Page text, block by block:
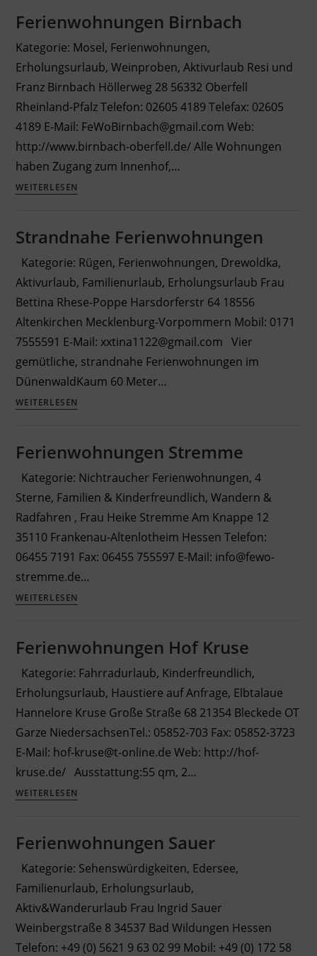
Ferienwohnungen Birnbach
Kategorie: Mosel, Ferienwohnungen,
Erholungsurlaub, Weinproben, Aktivurlaub Resi und
Franz Birnbach Höllerweg 28 56332 Oberfell
Rheinland-Pfalz Telefon: 02605 4189 Telefax: 02605
4189 E-Mail: FeWoBirnbach@gmail.com Web:
http://www.birnbach-oberfell.de/ Alle Wohnungen
haben Zugang zum Innenhof,…
WEITERLESEN
Strandnahe Ferienwohnungen
Kategorie: Rügen, Ferienwohnungen, Drewoldka,
Aktivurlaub, Familienurlaub, Erholungsurlaub Frau
Bettina Rhese-Poppe Harsdorferstr 64 18556
Altenkirchen Mecklenburg-Vorpommern Mobil: 0171
7555591 E-Mail: xxtina1122@gmail.com Vier
gemütliche, strandnahe Ferienwohnungen im
DünenwaldKaum 60 Meter…
WEITERLESEN
Ferienwohnungen Stremme
Kategorie: Nichtraucher Ferienwohnungen, 4
Sterne, Familien & Kinderfreundlich, Wandern &
Radfahren , Frau Heike Stremme Am Knappe 12
35110 Frankenau-Altenlotheim Hessen Telefon:
06455 7191 Fax: 06455 755597 E-Mail: info@fewo-
stremme.de…
WEITERLESEN
Ferienwohnungen Hof Kruse
Kategorie: Fahrradurlaub, Kinderfreundlich,
Erholungsurlaub, Haustiere auf Anfrage, Elbtalaue
Hannelore Kruse Große Straße 68 21354 Bleckede OT
Garze NiedersachsenTel.: 05852-703 Fax: 05852-3723
E-Mail: hof-kruse@t-online.de Web: http://hof-
kruse.de/ Ausstattung:55 qm, 2…
WEITERLESEN
Ferienwohnungen Sauer
Kategorie: Sehenswürdigkeiten, Edersee,
Familienurlaub, Erholungsurlaub,
Aktiv&Wanderurlaub Frau Ingrid Sauer
Weinbergstraße 8 34537 Bad Wildungen Hessen
Telefon: +49 (0) 5621 9 63 02 99 Mobil: +49 (0) 172 58